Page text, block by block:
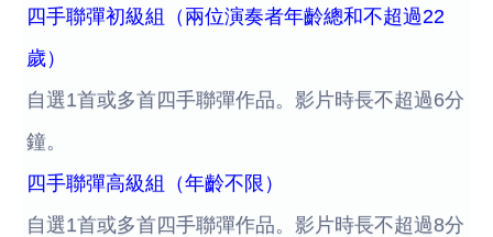
四手聯彈初級組（兩位演奏者年齡總和不超過22
歲）
自選1首或多首四手聯彈作品。影片時長不超過6分
鐘。
四手聯彈高級組（年齡不限）
自選1首或多首四手聯彈作品。影片時長不超過8分